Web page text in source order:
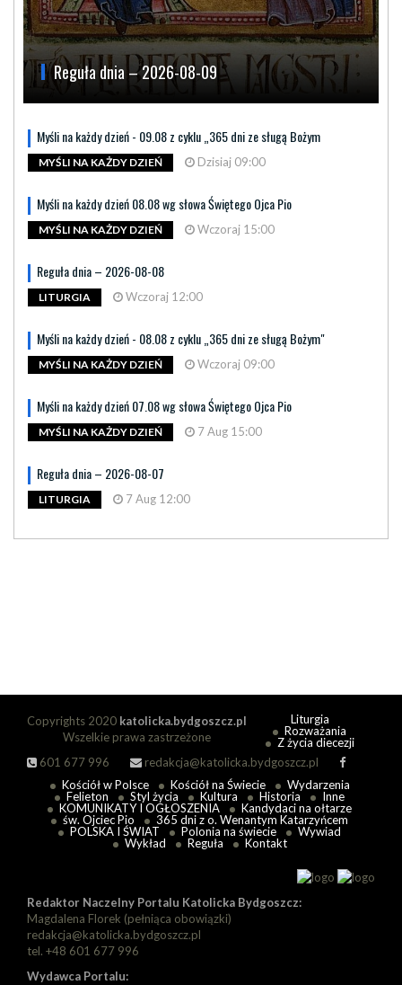
Reguła dnia – 2026-08-09
Myśli na każdy dzień - 09.08 z cyklu „365 dni ze sługą Bożym
MYŚLI NA KAŻDY DZIEŃ Dzisiaj 09:00
Myśli na każdy dzień 08.08 wg słowa Świętego Ojca Pio
MYŚLI NA KAŻDY DZIEŃ Wczoraj 15:00
Reguła dnia – 2026-08-08
LITURGIA Wczoraj 12:00
Myśli na każdy dzień - 08.08 z cyklu „365 dni ze sługą Bożym"
MYŚLI NA KAŻDY DZIEŃ Wczoraj 09:00
Myśli na każdy dzień 07.08 wg słowa Świętego Ojca Pio
MYŚLI NA KAŻDY DZIEŃ 7 Aug 15:00
Reguła dnia – 2026-08-07
LITURGIA 7 Aug 12:00
Copyrights 2020 katolicka.bydgoszcz.pl
Wszelkie prawa zastrzeżone
601 677 996
redakcja@katolicka.bydgoszcz.pl
Liturgia
Rozważania
Z życia diecezji
Kościół w Polsce Kościół na Świecie
Wydarzenia
Felieton
Styl życia Kultura Historia
Inne
KOMUNIKATY I OGŁOSZENIA
Kandydaci na ołtarze
św. Ojciec Pio
365 dni z o. Wenantym Katarzyńcem
POLSKA I ŚWIAT
Polonia na świecie
Wywiad
Wykład
Reguła Kontakt
Redaktor Naczelny Portalu Katolicka Bydgoszcz:
Magdalena Florek (pełniąca obowiązki)
redakcja@katolicka.bydgoszcz.pl
tel. +48 601 677 996
Wydawca Portalu: